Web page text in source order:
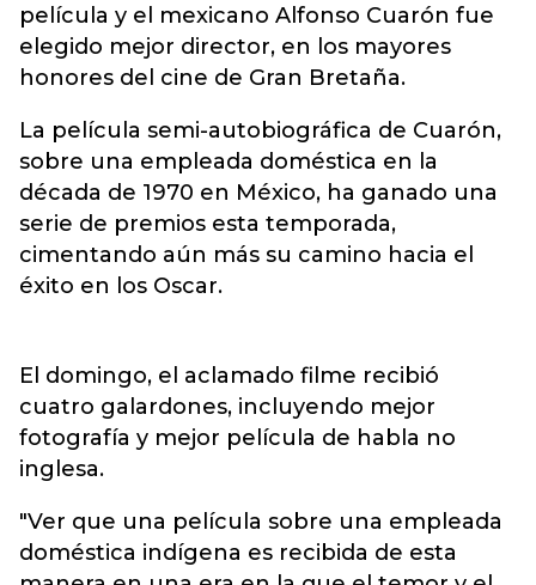
película y el mexicano Alfonso Cuarón fue
elegido mejor director, en los mayores
honores del cine de Gran Bretaña.
La película semi-autobiográfica de Cuarón,
sobre una empleada doméstica en la
década de 1970 en México, ha ganado una
serie de premios esta temporada,
cimentando aún más su camino hacia el
éxito en los Oscar.
El domingo, el aclamado filme recibió
cuatro galardones, incluyendo mejor
fotografía y mejor película de habla no
inglesa.
"Ver que una película sobre una empleada
doméstica indígena es recibida de esta